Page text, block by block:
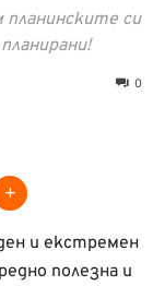
планинските си
0
и екстремен
полезна и